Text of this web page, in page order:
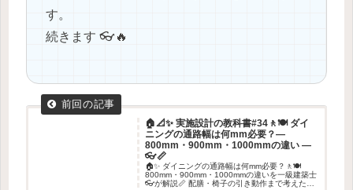
す。
続きます 👓🔥
🏠📐✨ 実施設計の教科書#34🚶🍽️ ダイ
ニングの通路幅は何mm必要？―
800mm・900mm・1000mmの違い ―
👓📏
🏠✨ ダイニングの通路幅は何mm必要？🚶🍽️
800mm・900mm・1000mmの違いを一級建築士
👓が解説📏 配膳・椅子の引き動作まで考えた通